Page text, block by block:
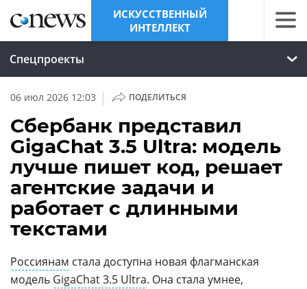
ИСКУССТВЕННЫЙ
ИНТЕЛЛЕКТ
Спецпроекты
06 июл 2026 12:03 | ПОДЕЛИТЬСЯ
Сбербанк представил
GigaChat 3.5 Ultra: модель
лучше пишет код, решает
агентские задачи и
работает с длинными
текстами
Россиянам стала доступна новая флагманская
модель GigaChat 3.5 Ultra. Она стала умнее,